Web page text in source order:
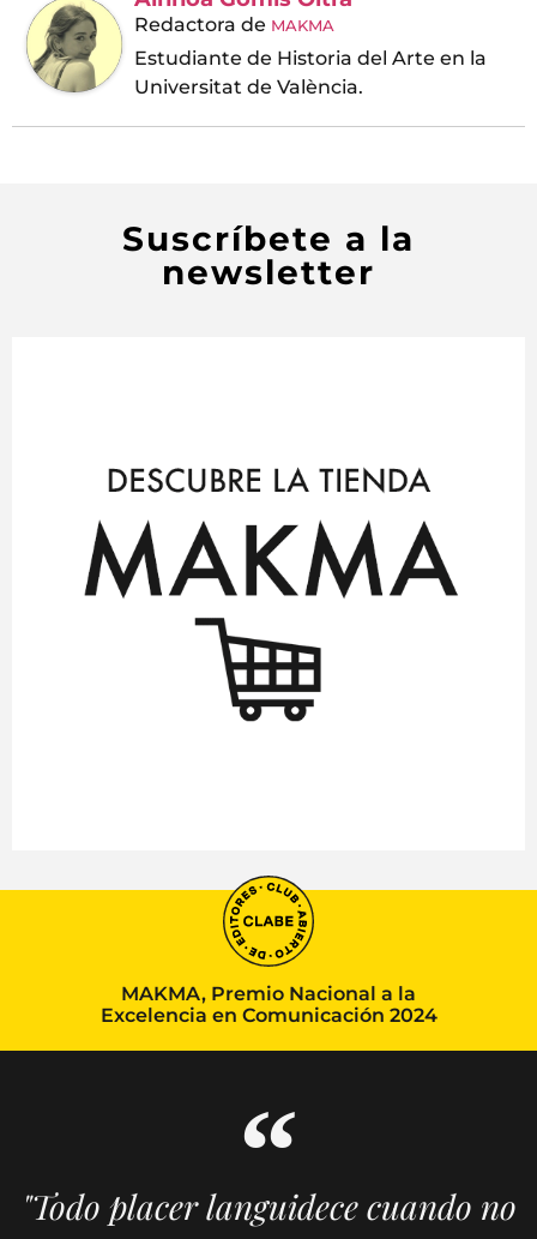
Redactora de MAKMA
Estudiante de Historia del Arte en la
Universitat de València.
Suscríbete a la
newsletter
MAKMA, Premio Nacional a la
Excelencia en Comunicación 2024
"Todo placer languidece cuando no